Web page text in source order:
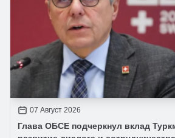
07 Август 2026
Глава ОБСЕ подчеркнул вклад